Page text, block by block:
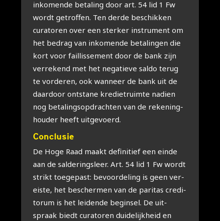
inko­men­de beta­ling door art. 54 lid 1 Fw
wordt getrof­fen. Ten der­de beschik­ken
cura­to­ren over een ster­ker instru­ment om
het bedrag van inko­men­de beta­lin­gen die
kort voor fail­lis­se­ment door de bank zijn
ver­re­kend met het nega­tie­ve sal­do terug
te vor­de­ren, ook wan­neer de bank uit de
daar­door ont­sta­ne kre­diet­ruim­te nadien
nog beta­lings­op­drach­ten van de reke­ning­
hou­der heeft uit­ge­voerd.
Con­clu­sie
De Hoge Raad maakt defi­ni­tief een ein­de
aan de sal­de­rings­leer. Art. 54 lid 1 Fw wordt
strikt toe­ge­past: bevoor­de­ling is geen ver­
eis­te, het bescher­men van de pari­tas cre­di­
to­rum is het lei­den­de begin­sel. De uit­
spraak biedt cura­to­ren dui­de­lijk­heid en